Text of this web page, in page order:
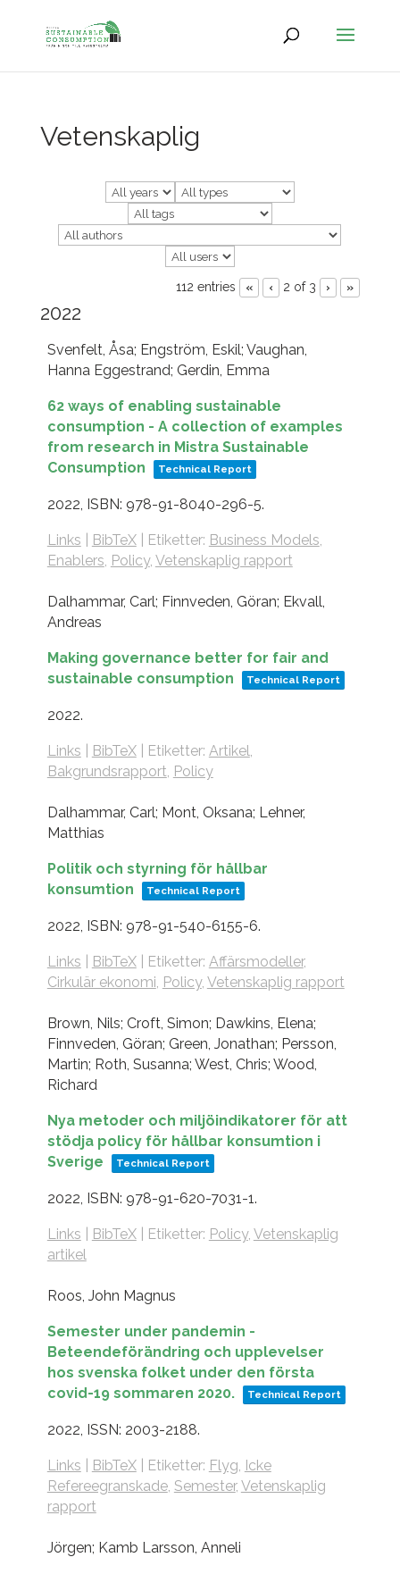
Vetenskaplig
112 entries « ‹ 2 of 3 › »
2022
Svenfelt, Åsa; Engström, Eskil; Vaughan,
Hanna Eggestrand; Gerdin, Emma
62 ways of enabling sustainable
consumption - A collection of examples
from research in Mistra Sustainable
Consumption
Technical Report
2022, ISBN: 978-91-8040-296-5.
Links BibTeX| Etiketter: Business Models,
Enablers, Policy, Vetenskaplig rapport
Dalhammar, Carl; Finnveden, Göran; Ekvall,
Andreas
Making governance better for fair and
sustainable consumption
Technical Report
2022.
Links BibTeX| Etiketter: Artikel,
Bakgrundsrapport, Policy
Dalhammar, Carl; Mont, Oksana; Lehner,
Matthias
Politik och styrning för hållbar
konsumtion
Technical Report
2022, ISBN: 978-91-540-6155-6.
Links BibTeX| Etiketter: Affärsmodeller,
Cirkulär ekonomi, Policy, Vetenskaplig rapport
Brown, Nils; Croft, Simon; Dawkins, Elena;
Finnveden, Göran; Green, Jonathan; Persson,
Martin; Roth, Susanna; West, Chris; Wood,
Richard
Nya metoder och miljöindikatorer för att
stödja policy för hållbar konsumtion i
Sverige
Technical Report
2022, ISBN: 978-91-620-7031-1.
Links BibTeX| Etiketter: Policy, Vetenskaplig
artikel
Roos, John Magnus
Semester under pandemin -
Beteendeförändring och upplevelser
hos svenska folket under den första
covid-19 sommaren 2020.
Technical Report
2022, ISSN: 2003-2188.
Links BibTeX| Etiketter: Flyg, Icke
Refereegranskade, Semester, Vetenskaplig
rapport
Jörgen; Kamb Larsson, Anneli